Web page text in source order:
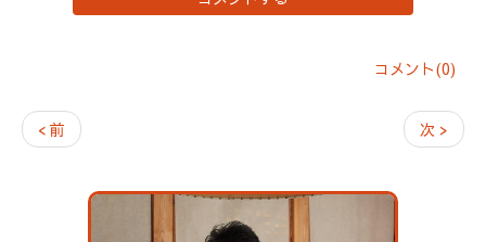
コメント(0)
< 前 次 >